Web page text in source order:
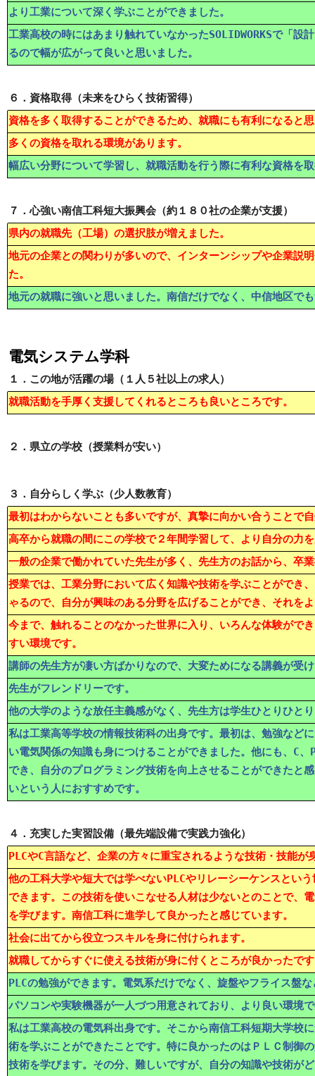
より工業について深く学ぶことができました。
工業高校の時にはあまり触れていなかったSOLIDWORKSで「
るので幅が広がって良いと思いました。
６．資格取得（未来をひらく技術習得）
資格を多く取得することができるため、就職にも有利になると
多くの資格を取れる環境があります。
幅広い分野について学習し、就職活動を行う際に有利な資格を
７．心強い南信工科短大振興会（約１８０社の企業が支援）
県内の就職先（工場）の選択肢が増えました。
地元の企業との関わりが多いので、インターンシップや企業説
た。
地元の就職に強いと思いました。南信だけでなく、中信地区で
電気システム学科
１．この地が活躍の場（１人５社以上の求人）
就職活動を手厚く支援してくれるところも良いところです。
２．県立の学校（授業料が安い）
３．自分らしく学ぶ（少人数教育）
最初はわからないことも多いですが、真摯に向かい合うことで
高卒から就職の間にこの学校で２年間学習して、より自分の力
一般の企業で働かれていた先生が多く、先生方のお話から、卒
授業では、工業分野において広く知識や技術を学ぶことができ
ゃるので、自分が興味のある分野を広げることができ、それを
今まで、触れることのなかった世界に入り、いろんな体験がで
すい環境です。
講師の先生方が凄い方ばかりなので、大変ためになる講義が受
先生がフレンドリーです。
他の大学のような放任主義感がなく、先生方は学生ひとりひと
私は工業高等学校の情報技術科の出身です。最初は、勉強など
い電気関係の知識も身につけることができました。他にも、C
でき、自分のプログラミング技術を向上させることができたと
いという人におすすめです。
４．充実した実習設備（最先端設備で実践力強化）
PLCやC言語など、企業の方々に重宝されるような技術・技能が
他の工科大学や短大では学べないPLCやリレーシーケンスとい
できます。この技術を使いこなせる人材は少ないとのことで、
を学びます。南信工科に進学して良かったと感じています。
社会に出てから役立つスキルを身に付けられます。
就職してからすぐに使える技術が身に付くところが良かったで
PLCの勉強ができます。電気系だけでなく、旋盤やフライス盤
パソコンや実験機器が一人づつ用意されており、より良い環境
私は工業高校の電気科出身です。そこから南信工科短期大学校
術を学ぶことができたことです。特に良かったのはＰＬＣ制御
技術を学びます。その分、難しいですが、自分の知識や技術が